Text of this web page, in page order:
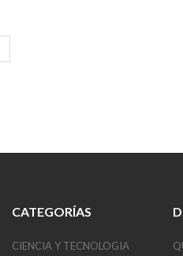
CATEGORÍAS
CIENCIA Y TECNOLOGIA